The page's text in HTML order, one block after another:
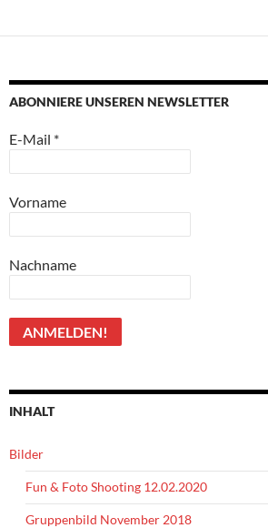
ABONNIERE UNSEREN NEWSLETTER
E-Mail *
Vorname
Nachname
INHALT
Bilder
Fun & Foto Shooting 12.02.2020
Gruppenbild November 2018